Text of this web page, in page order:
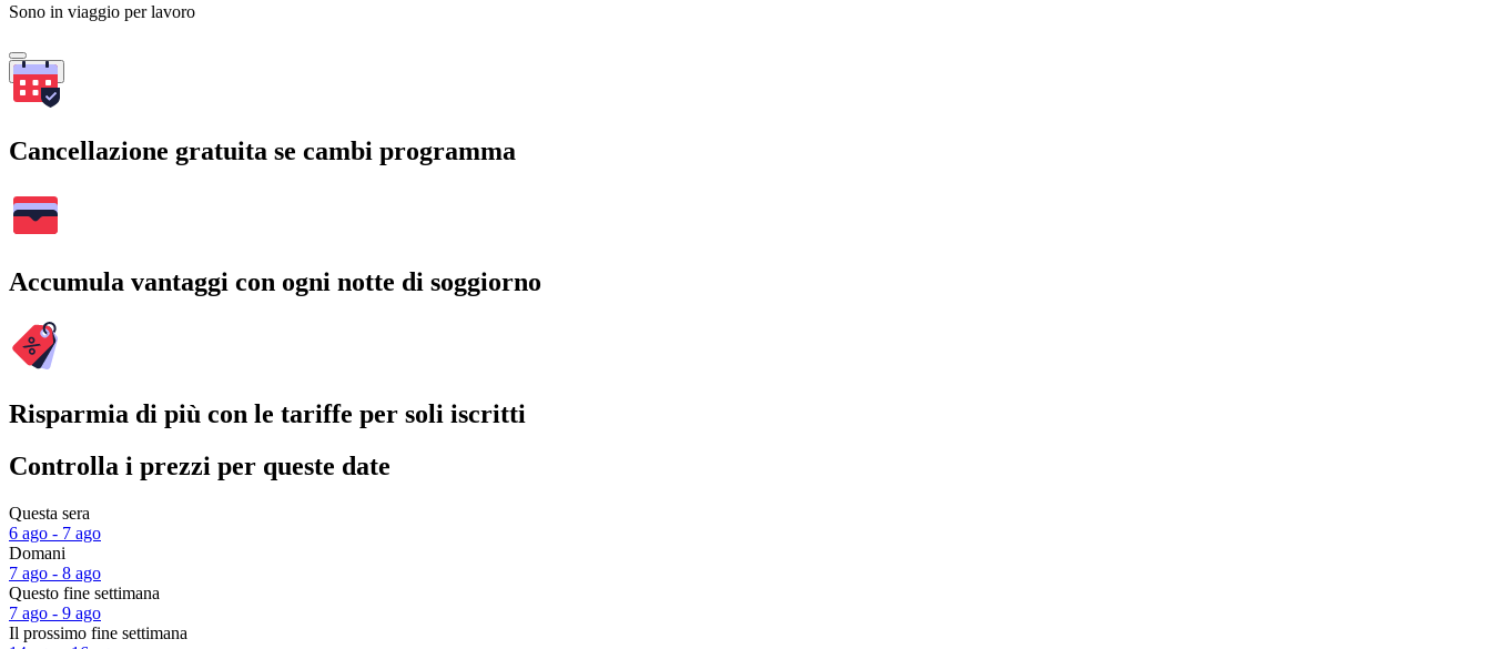
Sono in viaggio per lavoro
Cerca
Cancellazione gratuita se cambi programma
Accumula vantaggi con ogni notte di soggiorno
Risparmia di più con le tariffe per soli iscritti
Controlla i prezzi per queste date
Questa sera
6 ago - 7 ago
Domani
7 ago - 8 ago
Questo fine settimana
7 ago - 9 ago
Il prossimo fine settimana